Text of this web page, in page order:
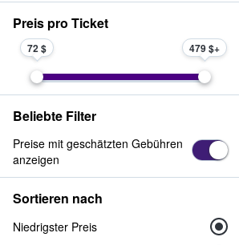
Preis pro Ticket
72 $ 479 $
Beliebte Filter
Preise mit geschätzten Gebühren
anzeigen
Sortieren nach
Niedrigster Preis